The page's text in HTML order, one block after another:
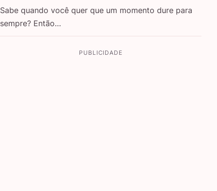
Sabe quando você quer que um momento dure para
sempre? Então…
PUBLICIDADE